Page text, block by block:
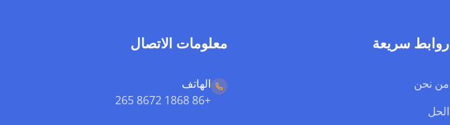
روابط سريعة
من نحن
الحل
معلومات الاتصال
الهاتف
+86 1868 8672 265